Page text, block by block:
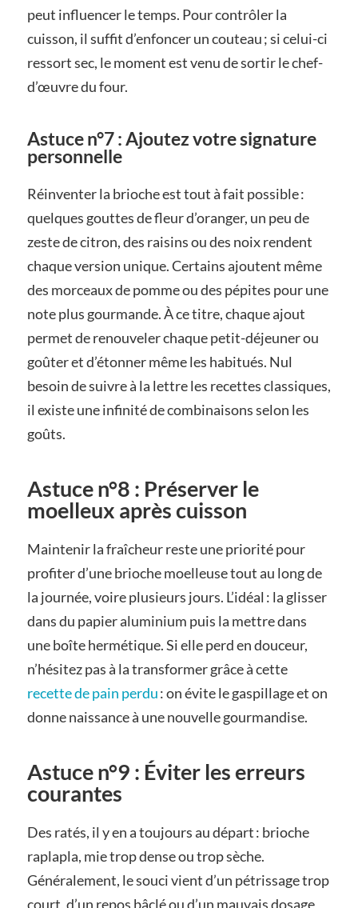
peut influencer le temps. Pour contrôler la
cuisson, il suffit d’enfoncer un couteau ; si celui-ci
ressort sec, le moment est venu de sortir le chef-
d’œuvre du four.
Astuce n°7 : Ajoutez votre signature
personnelle
Réinventer la brioche est tout à fait possible :
quelques gouttes de fleur d’oranger, un peu de
zeste de citron, des raisins ou des noix rendent
chaque version unique. Certains ajoutent même
des morceaux de pomme ou des pépites pour une
note plus gourmande. À ce titre, chaque ajout
permet de renouveler chaque petit-déjeuner ou
goûter et d’étonner même les habitués. Nul
besoin de suivre à la lettre les recettes classiques,
il existe une infinité de combinaisons selon les
goûts.
Astuce n°8 : Préserver le
moelleux après cuisson
Maintenir la fraîcheur reste une priorité pour
profiter d’une brioche moelleuse tout au long de
la journée, voire plusieurs jours. L’idéal : la glisser
dans du papier aluminium puis la mettre dans
une boîte hermétique. Si elle perd en douceur,
n’hésitez pas à la transformer grâce à cette
recette de pain perdu: on évite le gaspillage et on
donne naissance à une nouvelle gourmandise.
Astuce n°9 : Éviter les erreurs
courantes
Des ratés, il y en a toujours au départ : brioche
raplapla, mie trop dense ou trop sèche.
Généralement, le souci vient d’un pétrissage trop
court, d’un repos bâclé ou d’un mauvais dosage